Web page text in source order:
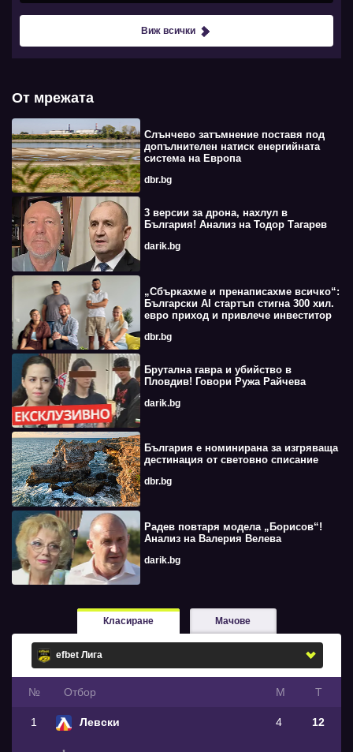
Виж всички
От мрежата
Слънчево затъмнение поставя под
допълнителен натиск енергийната
система на Европа
dbr.bg
3 версии за дрона, нахлул в
България! Анализ на Тодор Тагарев
darik.bg
„Сбъркахме и пренаписахме всичко“:
Български AI стартъп стигна 300 хил.
евро приход и привлече инвеститор
dbr.bg
Брутална гавра и убийство в
Пловдив! Говори Ружа Райчева
darik.bg
България е номинирана за изгряваща
дестинация от световно списание
dbr.bg
Радев повтаря модела „Борисов“!
Анализ на Валерия Велева
darik.bg
Класиране Мачове
№ Oтбор М Т
1 Левски 4 12